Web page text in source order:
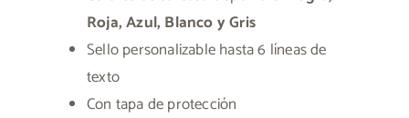
Roja, Azul, Blanco y Gris
Sello personalizable hasta 6 líneas de
texto
Con tapa de protección